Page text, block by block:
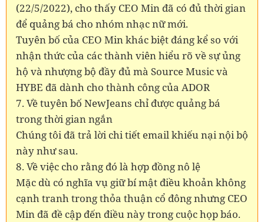
(22/5/2022), cho thấy CEO Min đã có đủ thời gian
để quảng bá cho nhóm nhạc nữ mới.
Tuyên bố của CEO Min khác biệt đáng kể so với
nhận thức của các thành viên hiểu rõ về sự ủng
hộ và nhượng bộ đầy đủ mà Source Music và
HYBE đã dành cho thành công của ADOR
7. Về tuyên bố NewJeans chỉ được quảng bá
trong thời gian ngắn
Chúng tôi đã trả lời chi tiết email khiếu nại nội bộ
này như sau.
8. Về việc cho rằng đó là hợp đồng nô lệ
Mặc dù có nghĩa vụ giữ bí mật điều khoản không
cạnh tranh trong thỏa thuận cổ đông nhưng CEO
Min đã đề cập đến điều này trong cuộc họp báo.